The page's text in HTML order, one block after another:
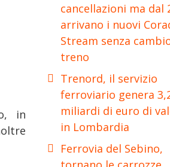
in
cancellazioni ma dal
arrivano i nuovi
Stream senza
treno
Trenord, il servizio
ferroviario genera
miliardi di euro di
in Lombardia
Ferrovia del Sebino,